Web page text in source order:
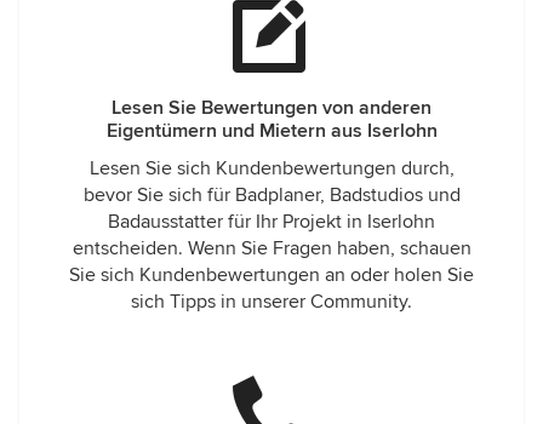
Lesen Sie Bewertungen von anderen
Eigentümern und Mietern aus Iserlohn
Lesen Sie sich Kundenbewertungen durch,
bevor Sie sich für Badplaner, Badstudios und
Badausstatter für Ihr Projekt in Iserlohn
entscheiden. Wenn Sie Fragen haben, schauen
Sie sich Kundenbewertungen an oder holen Sie
sich Tipps in unserer Community.